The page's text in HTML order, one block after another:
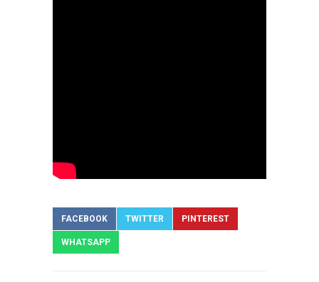
FACEBOOK TWITTER PINTEREST
WHATSAPP